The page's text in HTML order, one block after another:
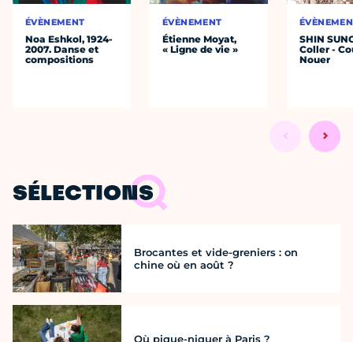
ÉVÈNEMENT
Noa Eshkol, 1924-
2007. Danse et
compositions
ÉVÈNEMENT
Étienne Moyat,
« Ligne de vie »
SHIN
Coller -
Nouer
SÉLECTIONS
Brocantes et vide-greniers : on
chine où en août ?
Où pique-niquer à Paris ?